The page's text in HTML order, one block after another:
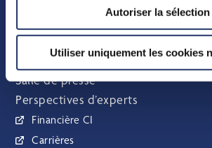
Autoriser la sélection
Utiliser uniquement les cookies
À propos de nous
Qui nous sommes
Salle de presse
Perspectives d’experts
Financière CI
Carrières